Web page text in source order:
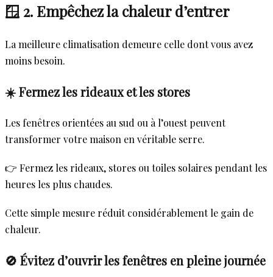
🪟 2. Empêchez la chaleur d’entrer
La meilleure climatisation demeure celle dont vous avez
moins besoin.
☀️ Fermez les rideaux et les stores
Les fenêtres orientées au sud ou à l’ouest peuvent
transformer votre maison en véritable serre.
👉 Fermez les rideaux, stores ou toiles solaires pendant les
heures les plus chaudes.
Cette simple mesure réduit considérablement le gain de
chaleur.
🚫 Évitez d’ouvrir les fenêtres en pleine journée